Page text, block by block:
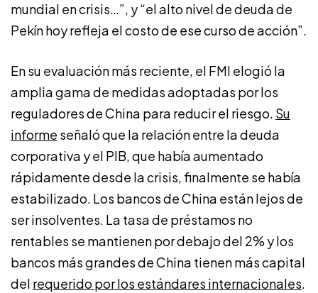
mundial en crisis…”, y “el alto nivel de deuda de
Pekín hoy refleja el costo de ese curso de acción”.
En su evaluación más reciente, el FMI elogió la
amplia gama de medidas adoptadas por los
reguladores de China para reducir el riesgo. Su
informe señaló que la relación entre la deuda
corporativa y el PIB, que había aumentado
rápidamente desde la crisis, finalmente se había
estabilizado. Los bancos de China están lejos de
ser insolventes. La tasa de préstamos no
rentables se mantienen por debajo del 2% y los
bancos más grandes de China tienen más capital
del requerido por los estándares internacionales.